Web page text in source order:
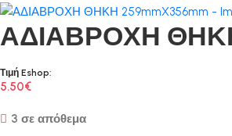
ΑΔΙΑΒΡΟΧΗ
Τιμή Eshop:
5.50€
3 σε απόθεμα